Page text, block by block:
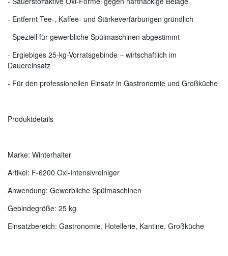
- Entfernt Tee-, Kaffee- und Stärkeverfärbungen gründlich
- Speziell für gewerbliche Spülmaschinen abgestimmt
- Ergiebiges 25-kg-Vorratsgebinde – wirtschaftlich im
Dauereinsatz
- Für den professionellen Einsatz in Gastronomie und Großküche
Produktdetails
Marke: Winterhalter
Artikel: F-6200 Oxi-Intensivreiniger
Anwendung: Gewerbliche Spülmaschinen
Gebindegröße: 25 kg
Einsatzbereich: Gastronomie, Hotellerie, Kantine, Großküche